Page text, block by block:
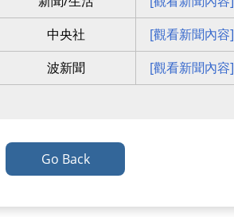
中央社 [觀看新聞內容]
波新聞 [觀看新聞內容]
Go Back